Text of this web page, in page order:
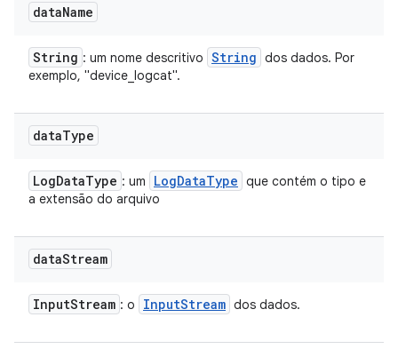
dataName
String : um nome descritivo String dos dados. Por
exemplo, "device_logcat".
dataType
LogDataType : um LogDataType que contém o tipo e
a extensão do arquivo
dataStream
InputStream : o InputStream dos dados.